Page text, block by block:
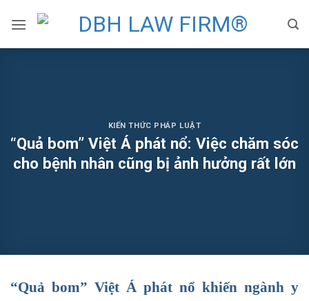
KIẾN THỨC PHÁP LUẬT
“Quả bom” Việt Á phát nổ: Việc chăm sóc
cho bệnh nhân cũng bị ảnh hưởng rất lớn
“Quả bom” Việt Á phát nổ khiến ngành y